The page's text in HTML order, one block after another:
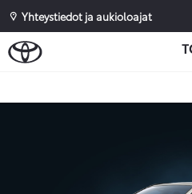
Yhteystiedot ja aukioloajat